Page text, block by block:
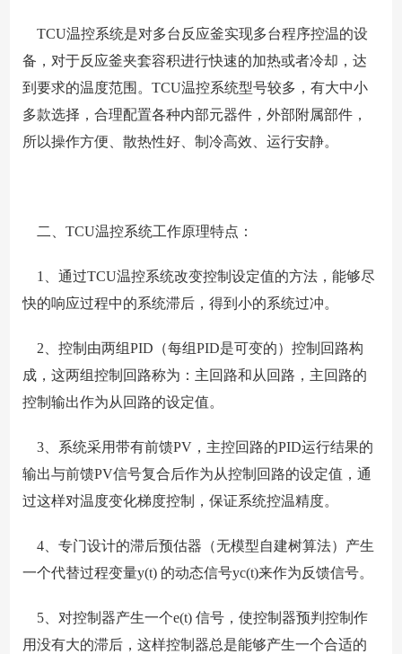
TCU温控系统是对多台反应釜实现多台程序控温的设
备，对于反应釜夹套容积进行快速的加热或者冷却，达
到要求的温度范围。TCU温控系统型号较多，有大中小
多款选择，合理配置各种内部元器件，外部附属部件，
所以操作方便、散热性好、制冷高效、运行安静。
二、TCU温控系统工作原理特点：
1、通过TCU温控系统改变控制设定值的方法，能够尽
快的响应过程中的系统滞后，得到小的系统过冲。
2、控制由两组PID（每组PID是可变的）控制回路构
成，这两组控制回路称为：主回路和从回路，主回路的
控制输出作为从回路的设定值。
3、系统采用带有前馈PV，主控回路的PID运行结果的
输出与前馈PV信号复合后作为从控制回路的设定值，通
过这样对温度变化梯度控制，保证系统控温精度。
4、专门设计的滞后预估器（无模型自建树算法）产生
一个代替过程变量y(t) 的动态信号yc(t)来作为反馈信号。
5、对控制器产生一个e(t) 信号，使控制器预判控制作
用没有大的滞后，这样控制器总是能够产生一个合适的